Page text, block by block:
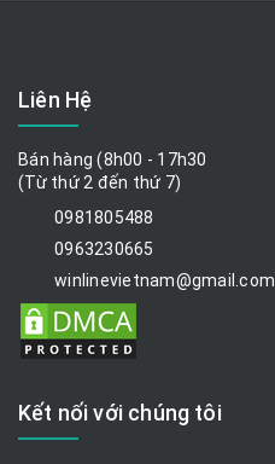
Liên Hệ
Bán hàng (8h00 - 17h30
(Từ thứ 2 đến thứ 7)
0981805488
0963230665
winlinevietnam@gmail.com
Kết nối với chúng tôi